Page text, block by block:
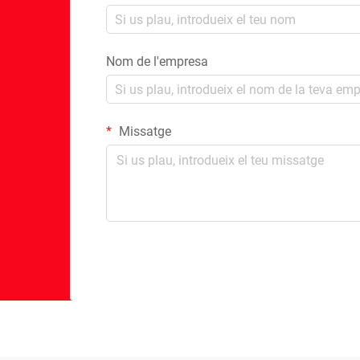
Nom de l'empresa
Missatge